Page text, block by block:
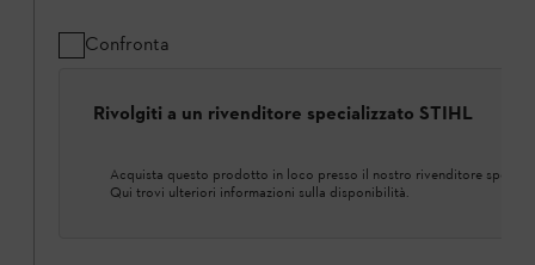
Confronta
Rivolgiti a un rivenditore specializzato STIHL
Acquista questo prodotto in loco presso il nostro rivenditore
Qui trovi ulteriori informazioni sulla disponibilità.